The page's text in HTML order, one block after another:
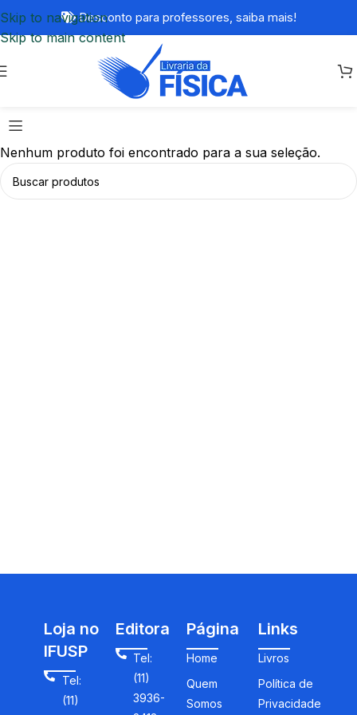
Skip to navigation
Skip to main content
Desconto para professores, saiba mais!
Nenhum produto foi encontrado para a sua seleção.
Loja no
IFUSP
Tel:
(11)
Editora
Tel:
(11)
3936-
Página
Home
Quem
Somos
Links
Livros
Política de
Privacidade